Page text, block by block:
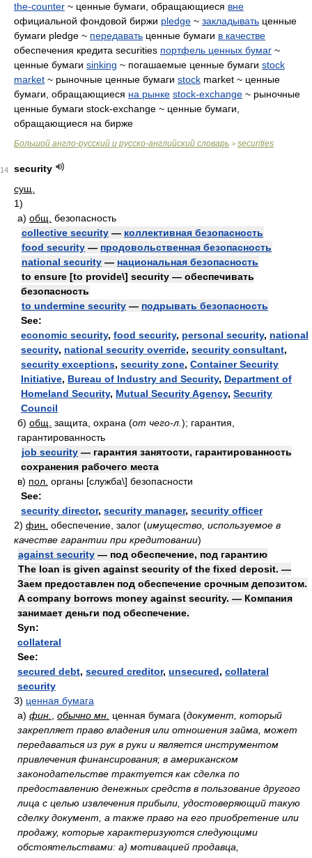
the-counter ~ ценные бумаги, обращающиеся вне
официальной фондовой биржи pledge ~ закладывать ценные
бумаги pledge ~ передавать ценные бумаги в качестве
обеспечения кредита securities портфель ценных бумаг ~
ценные бумаги sinking ~ погашаемые ценные бумаги stock
market ~ рыночные ценные бумаги stock market ~ ценные
бумаги, обращающиеся на рынке stock-exchange ~ рыночные
ценные бумаги stock-exchange ~ ценные бумаги,
обращающиеся на бирже
Большой англо-русский и русско-английский словарь > securities
14
security
сущ.
1)
а) общ. безопасность
collective security — коллективная безопасность
food security — продовольственная безопасность
national security — национальная безопасность
to ensure [to provide\] security — обеспечивать
безопасность
to undermine security — подрывать безопасность
See:
economic security, food security, personal security, national
security, national security override, security consultant,
security exceptions, security zone, Container Security
Initiative, Bureau of Industry and Security, Department of
Homeland Security, Mutual Security Agency, Security
Council
б) общ. защита, охрана (от чего-л. ); гарантия,
гарантированность
job security — гарантия занятости, гарантированность
сохранения рабочего места
в) пол. органы [служба\] безопасности
See:
security director, security manager, security officer
2) фин. обеспечение, залог (имущество, используемое в
качестве гарантии при кредитовании)
against security — под обеспечение, под гарантию
The loan is given against security of the fixed deposit. —
Заем предоставлен под обеспечение срочным депозитом.
A company borrows money against security. — Компания
занимает деньги под обеспечение.
Syn:
collateral
See:
secured debt, secured creditor, unsecured, collateral
security
3) ценная бумага
а) фин. обычно мн. ценная бумага (документ, который
закрепляет право владения или отношения займа, может
передаваться из рук в руки и является инструментом
привлечения финансирования; в американском
законодательстве трактуется как сделка по
предоставлению денежных средств в пользование другого
лица с целью извлечения прибыли, удостоверяющий такую
сделку документ, а также право на его приобретение или
продажу, которые характеризуются следующими
обстоятельствами: а) мотивацией продавца,